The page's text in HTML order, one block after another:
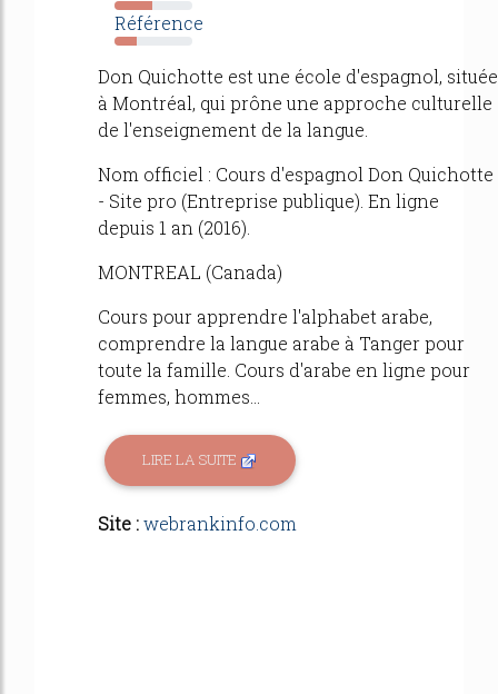
48%
Référence
28%
Don Quichotte est une école d'espagnol, située
à Montréal, qui prône une approche culturelle
de l'enseignement de la langue.
Nom officiel : Cours d'espagnol Don Quichotte
- Site pro (Entreprise publique). En ligne
depuis 1 an (2016).
MONTREAL (Canada)
Cours pour apprendre l'alphabet arabe,
comprendre la langue arabe à Tanger pour
toute la famille. Cours d'arabe en ligne pour
femmes, hommes...
LIRE LA SUITE
Site :webrankinfo.com